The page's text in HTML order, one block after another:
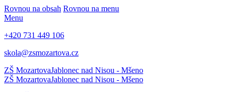
Rovnou na obsah Rovnou na menu
Menu
+420 731 449 106
skola@zsmozartova.cz
ZŠ MozartovaJablonec nad Nisou - Mšeno
ZŠ MozartovaJablonec nad Nisou - Mšeno